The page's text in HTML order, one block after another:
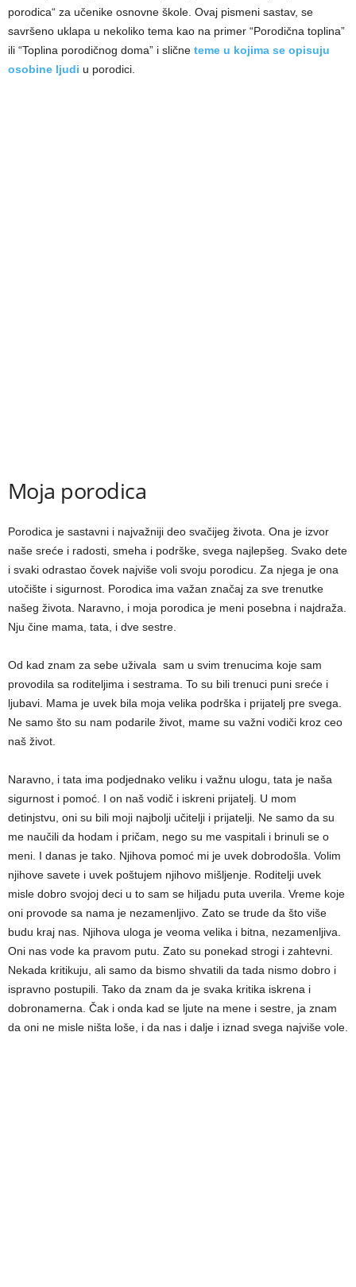
porodica“ za učenike osnovne škole. Ovaj pismeni sastav, se
savršeno uklapa u nekoliko tema kao na primer “Porodična toplina”
ili “Toplina porodičnog doma” i slične teme u kojima se opisuju
osobine ljudi u porodici.
Moja porodica
Porodica je sastavni i najvažniji deo svačijeg života. Ona je izvor
naše sreće i radosti, smeha i podrške, svega najlepšeg. Svako dete
i svaki odrastao čovek najviše voli svoju porodicu. Za njega je ona
utočište i sigurnost. Porodica ima važan značaj za sve trenutke
našeg života. Naravno, i moja porodica je meni posebna i najdraža.
Nju čine mama, tata, i dve sestre.
Od kad znam za sebe uživala sam u svim trenucima koje sam
provodila sa roditeljima i sestrama. To su bili trenuci puni sreće i
ljubavi. Mama je uvek bila moja velika podrška i prijatelj pre svega.
Ne samo što su nam podarile život, mame su važni vodiči kroz ceo
naš život.
Naravno, i tata ima podjednako veliku i važnu ulogu, tata je naša
sigurnost i pomoć. I on naš vodič i iskreni prijatelj. U mom
detinjstvu, oni su bili moji najbolji učitelji i prijatelji. Ne samo da su
me naučili da hodam i pričam, nego su me vaspitali i brinuli se o
meni. I danas je tako. Njihova pomoć mi je uvek dobrodošla. Volim
njihove savete i uvek poštujem njihovo mišljenje. Roditelji uvek
misle dobro svojoj deci u to sam se hiljadu puta uverila. Vreme koje
oni provode sa nama je nezamenljivo. Zato se trude da što više
budu kraj nas. Njihova uloga je veoma velika i bitna, nezamenljiva.
Oni nas vode ka pravom putu. Zato su ponekad strogi i zahtevni.
Nekada kritikuju, ali samo da bismo shvatili da tada nismo dobro i
ispravno postupili. Tako da znam da je svaka kritika iskrena i
dobronamerna. Čak i onda kad se ljute na mene i sestre, ja znam
da oni ne misle ništa loše, i da nas i dalje i iznad svega najviše vole.